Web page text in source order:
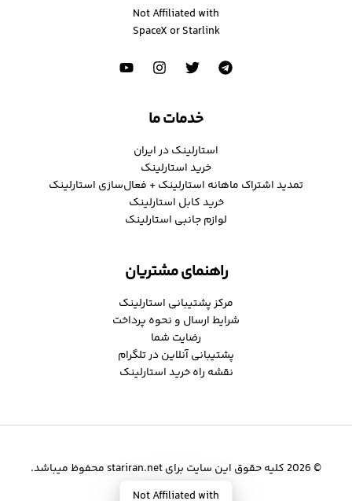
Not Affiliated with
SpaceX or Starlink
Not Affiliated with
خدمات ما
استارلینک در ایران
خرید استارلینک
تمدید اشتراک ماهانه استارلینک + فعال‌سازی استارلینک
خرید کابل استارلینک
لوازم جانبی استارلینک
راهنمای مشتریان
مرکز پشتیبانی استارلینک
شرایط ارسال و نحوه پرداخت
رضایت شما
پشتیبانی آنلاین در تلگرام
نقشه راه خرید استارلینک
© 2026 کلیه حقوق این سایت برای stariran.net محفوظ میباشد.